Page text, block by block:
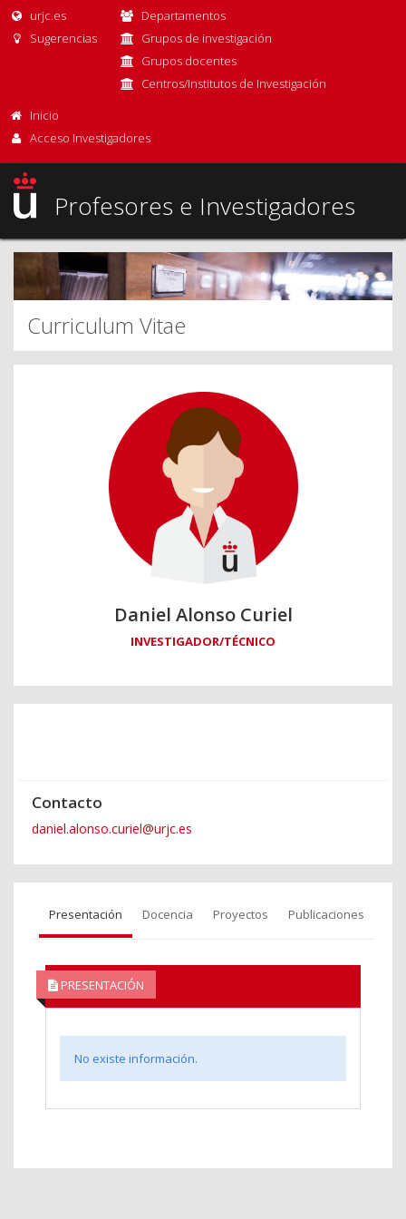
urjc.es
Sugerencias
Departamentos
Grupos de investigación
Grupos docentes
Centros/Institutos de Investigación
Inicio
Acceso Investigadores
Profesores e Investigadores
Curriculum Vitae
Daniel Alonso Curiel
INVESTIGADOR/TÉCNICO
Contacto
daniel.alonso.curiel@urjc.es
Presentación Docencia Proyectos Publicaciones
PRESENTACIÓN
No existe información.